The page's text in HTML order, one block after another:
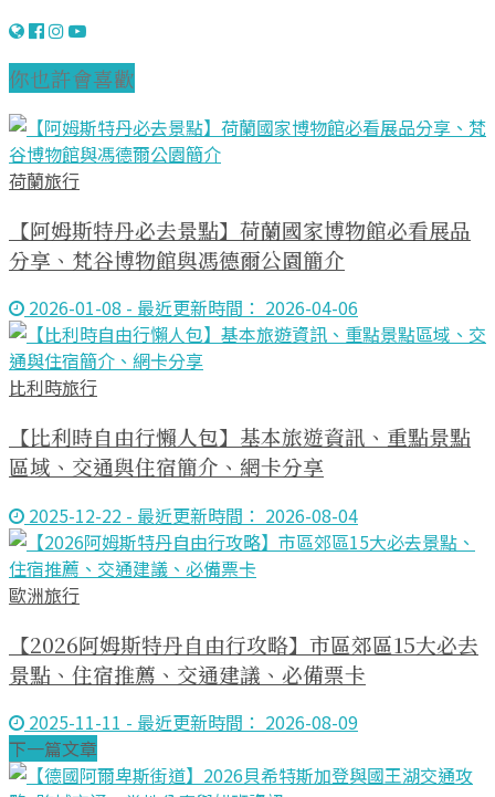
你也許會喜歡
荷蘭旅行
【阿姆斯特丹必去景點】荷蘭國家博物館必看展品
分享、梵谷博物館與馮德爾公園簡介
2026-01-08 - 最近更新時間： 2026-04-06
比利時旅行
【比利時自由行懶人包】基本旅遊資訊、重點景點
區域、交通與住宿簡介、網卡分享
2025-12-22 - 最近更新時間： 2026-08-04
歐洲旅行
【2026阿姆斯特丹自由行攻略】市區郊區15大必去
景點、住宿推薦、交通建議、必備票卡
2025-11-11 - 最近更新時間： 2026-08-09
下一篇文章